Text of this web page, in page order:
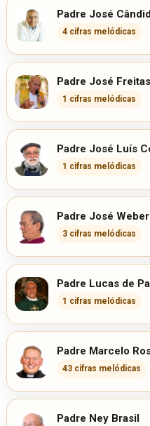
Padre José
4 cifras melódicas
Padre José
1 cifras melódicas
Padre José Luís
1 cifras melódicas
Padre José Weber
3 cifras melódicas
Padre Lucas de
1 cifras melódicas
Padre Marcelo
43 cifras melódicas
Padre Ney Brasil